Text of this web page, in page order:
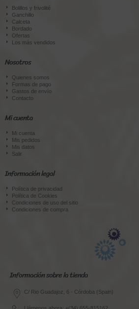
Bolillos y frivolité
Ganchillo
Calceta
Bordado
Ofertas
Los más vendidos
Nosotros
Quienes somos
Formas de pago
Gastos de envío
Contacto
Mi cuenta
Mi cuenta
Mis pedidos
Mis datos
Salir
Información legal
Política de privacidad
Política de Cookies
Condiciones de uso del sitio
Condiciones de compra
Información sobre la tienda
C/ Rio Guadajoz, 6 - Córdoba (Spain)